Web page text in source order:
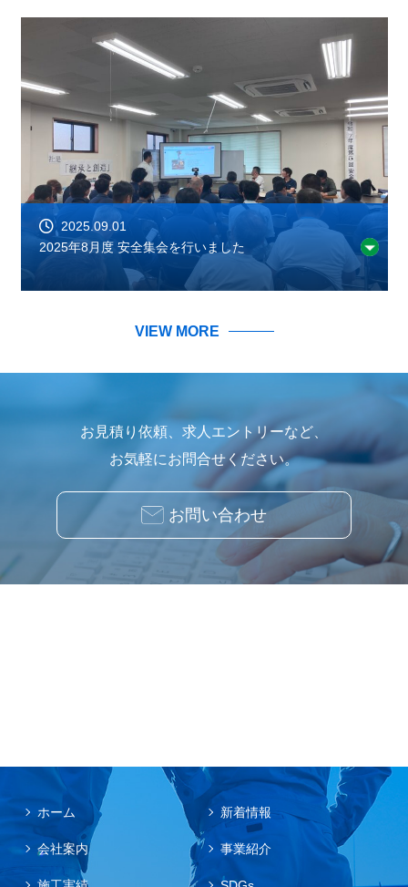
2025.09.01
2025年8月度 安全集会を行いました
VIEW MORE
お見積り依頼、求人エントリーなど、
お気軽にお問合せください。
お問い合わせ
ホーム 新着情報
会社案内 事業紹介